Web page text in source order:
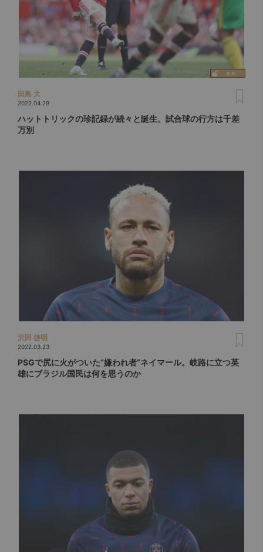
田島 大
2022.04.29
ハットトリックの珍記録が続々と誕生。試合球の行方は千差
万別
沢田 啓明
2022.03.23
PSGで尻に火がついた“嫌われ者”ネイマール。岐路に立つ英
雄にブラジル国民は何を思うのか